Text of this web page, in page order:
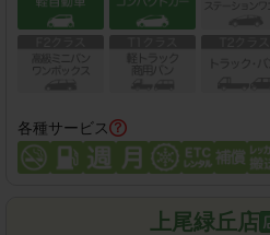
各種サービス
上尾緑丘店